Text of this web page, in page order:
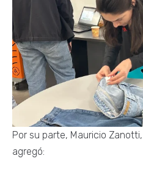
Por su parte, Mauricio
agregó: